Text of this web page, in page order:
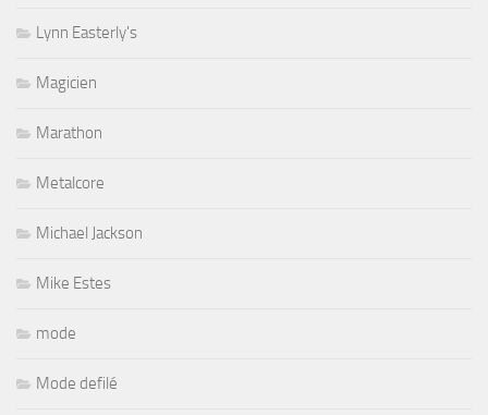
Lynn Easterly's
Magicien
Marathon
Metalcore
Michael Jackson
Mike Estes
mode
Mode defilé